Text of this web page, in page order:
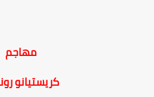
مهاجم
كريستيانو